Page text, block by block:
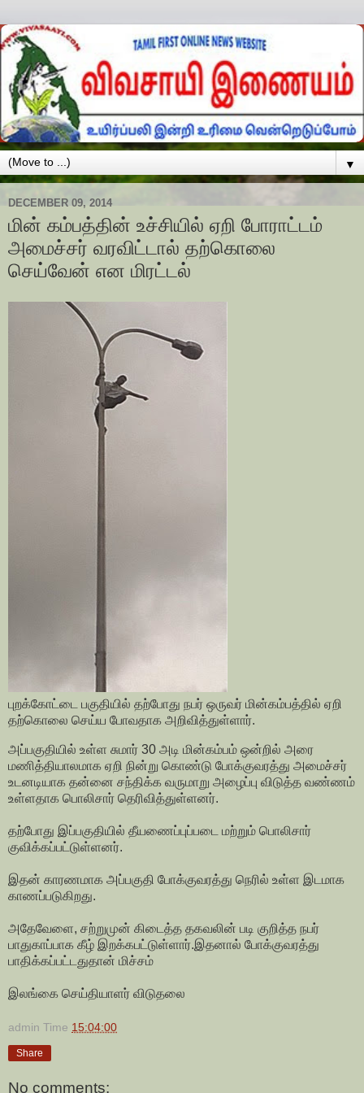
▼
DECEMBER 09, 2014
மின் கம்பத்தின் உச்சியில் ஏறி போராட்டம்
அமைச்சர் வரவிட்டால் தற்கொலை
செய்வேன் என மிரட்டல்
புறக்கோட்டை பகுதியில் தற்போது நபர் ஒருவர் மின்கம்பத்தில் ஏறி
தற்கொலை செய்ய போவதாக அறிவித்துள்ளார்.
அப்பகுதியில் உள்ள சுமார் 30 அடி மின்கம்பம் ஒன்றில் அரை
மணித்தியாலமாக ஏறி நின்று கொண்டு போக்குவரத்து அமைச்சர்
உடனடியாக தன்னை சந்திக்க வருமாறு அழைப்பு விடுத்த வண்ணம்
உள்ளதாக பொலிசார் தெரிவித்துள்ளனர்.
தற்போது இப்பகுதியில் தீயணைப்புப்படை மற்றும் பொலிசார்
குவிக்கப்பட்டுள்ளனர்.
இதன் காரணமாக அப்பகுதி போக்குவரத்து நெரில் உள்ள இடமாக
காணப்படுகிறது.
அதேவேளை, சற்றுமுன் கிடைத்த தகவலின் படி குறித்த நபர்
பாதுகாப்பாக கீழ் இறக்கபட்டுள்ளார்.இதனால் போக்குவரத்து
பாதிக்கப்பட்டதுதான் மிச்சம்
இலங்கை செய்தியாளர் விடுதலை
admin Time 15:04:00
Share
No comments: